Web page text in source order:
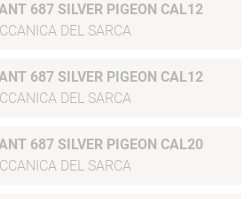
687 SILVER PIGEON CAL12
DEL SARCA
687 SILVER PIGEON CAL12
DEL SARCA
687 SILVER PIGEON CAL20
DEL SARCA